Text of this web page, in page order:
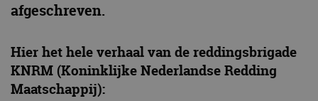
afgeschreven.
Hier het hele verhaal van de reddingsbrigade
KNRM (Koninklijke Nederlandse Redding
Maatschappij):